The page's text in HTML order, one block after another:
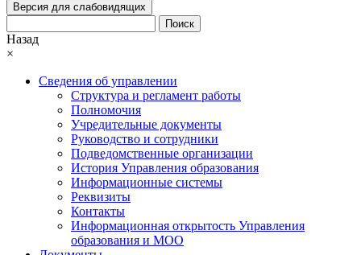
Версия для слабовидящих
Поиск
Назад
×
Сведения об управлении
Структура и регламент работы
Полномочия
Учредительные документы
Руководство и сотрудники
Подведомственные организации
История Управления образования
Информационные системы
Реквизиты
Контакты
Информационная открытость Управления
образования и МОО